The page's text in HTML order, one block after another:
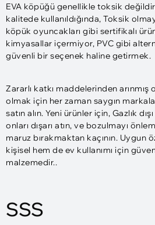
EVA köpüğü genellikle toksik
kalitede kullanıldığında, Toksik
köpük oyuncakları gibi sertifikalı
kimyasallar içermiyor, PVC gibi
güvenli bir seçenek haline getirmek.
Zararlı katkı maddelerinden arınmış
olmak için her zaman saygın
satın alın. Yeni ürünler için, Gazlık
onları dışarı atın, ve bozulmayı
maruz bırakmaktan kaçının. Uygun
kişisel hem de ev kullanımı için
malzemedir..
SSS